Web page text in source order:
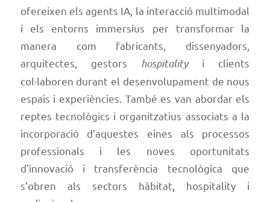
ofereixen els agents IA, la interacció multimodal
i els entorns immersius per transformar la
manera com fabricants, dissenyadors,
arquitectes, gestors hospitalityi clients
col·laboren durant el desenvolupament de nous
espais i experiències. També es van abordar els
reptes tecnològics i organitzatius associats a la
incorporació d’aquestes eines als processos
professionals i les noves oportunitats
d’innovació i transferència tecnològica que
s’obren als sectors hàbitat, hospitality i